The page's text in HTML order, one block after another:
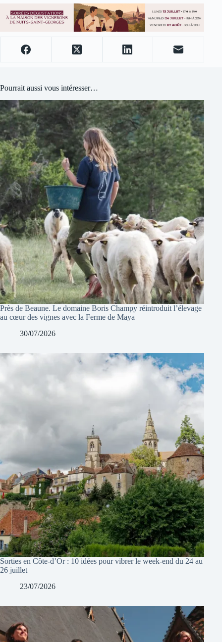
Pourrait aussi vous intéresser…
Près de Beaune. Le domaine Boris Champy réintroduit l’élevage
au cœur des vignes avec la Ferme de Maya
30/07/2026
Sorties en Côte-d’Or : 10 idées pour vibrer le week-end du 24 au
26 juillet
23/07/2026